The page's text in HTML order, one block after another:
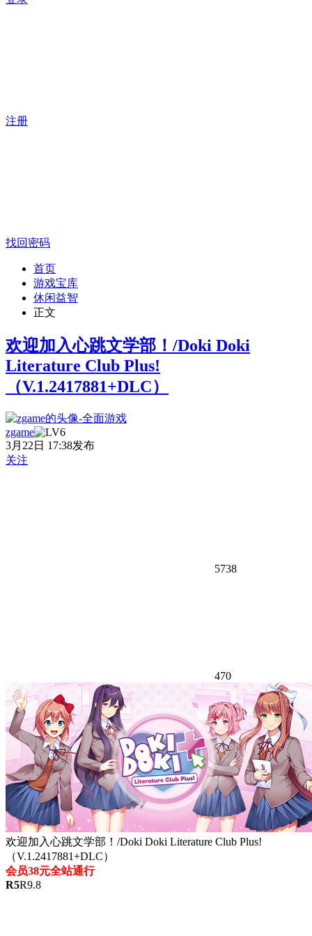
注册
找回密码
首页
游戏宝库
休闲益智
正文
欢迎加入心跳文学部！/Doki Doki
Literature Club Plus!
（V.1.2417881+DLC）
zgame
3月22日 17:38发布
关注
5738
470
欢迎加入心跳文学部！/Doki Doki Literature Club Plus!
（V.1.2417881+DLC）
会员38元全站通行
R5R9.8